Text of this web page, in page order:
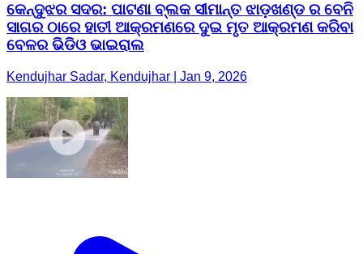
କେନ୍ଦୁଝର ସଦର: ପାଟଣା ବ୍ଲକ ସୀମାନ୍ତ ଝାଡ଼ଖଣ୍ଡ ର ବେନି
ସାଗର ଠାରେ ହାତୀ ଆକ୍ରମଣରେ ଦୁଇ ମୃତ ଆକ୍ରମଣ କରିବା
ବେଳର ଭିଡିଓ ଭାଇରାଲ
Kendujhar Sadar, Kendujhar | Jan 9, 2026